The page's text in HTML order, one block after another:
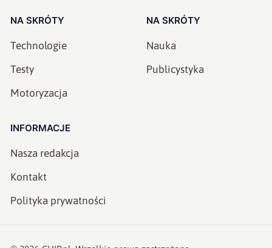
NA SKRÓTY
Technologie
Testy
Motoryzacja
NA SKRÓTY
Nauka
Publicystyka
INFORMACJE
Nasza redakcja
Kontakt
Polityka prywatności